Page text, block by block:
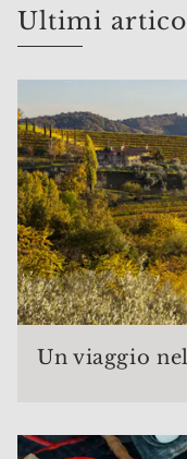
Ultimi
Un viaggio